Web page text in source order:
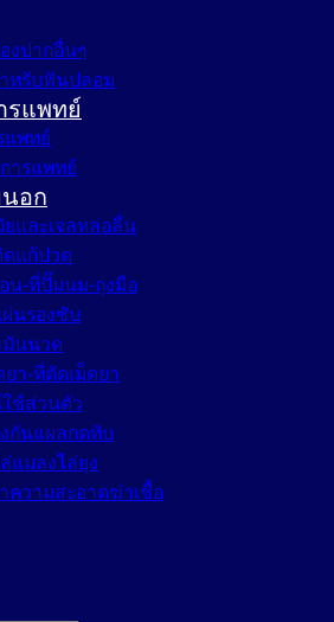
ปากอื่นๆ
รับฟันปลอม
รแพทย์
แพทย์
ารแพทย์
อก
ยและเจลหล่อลื่น
ดแก้ปวด
อน-ที่ปั๊มนม-ถุงมือ
นรองซับ
มันนวด
า-ที่ตัดเม็ดยา
ช้ส่วนตัว
กันแผลกดทับ
แมลงไล่ยุง
วามสะอาดฆ่าเชื้อ